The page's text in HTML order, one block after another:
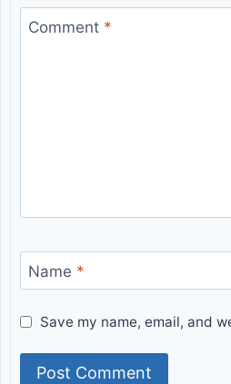
Comment *
Name *
Save my name, email, and